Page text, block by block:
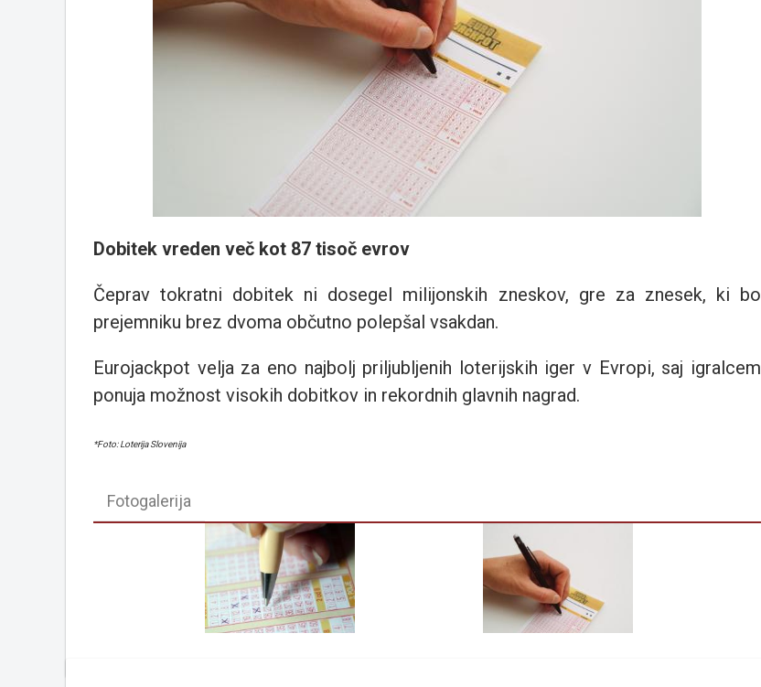
Dobitek vreden več kot 87 tisoč evrov
Čeprav tokratni dobitek ni dosegel milijonskih zneskov, gre za znesek, ki bo
prejemniku brez dvoma občutno polepšal vsakdan.
Eurojackpot velja za eno najbolj priljubljenih loterijskih iger v Evropi, saj igralcem
ponuja možnost visokih dobitkov in rekordnih glavnih nagrad.
*Foto: Loterija Slovenija
Fotogalerija